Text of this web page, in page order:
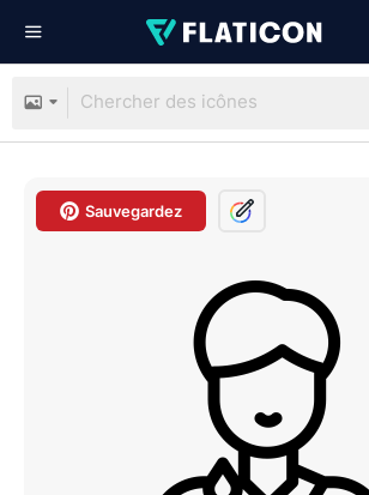
Sauvegardez